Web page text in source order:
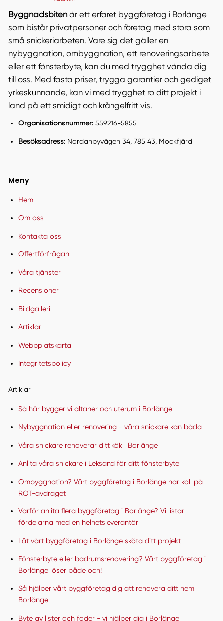
Byggnadsbitenär ett erfaret byggföretag i Borlänge
som bistår privatpersoner och företag med stora som
små snickeriarbeten. Vare sig det gäller en
nybyggnation, ombyggnation, ett renoveringsarbete
eller ett fönsterbyte, kan du med trygghet vända dig
till oss. Med fasta priser, trygga garantier och gediget
yrkeskunnande, kan vi med trygghet ro ditt projekt i
land på ett smidigt och krångelfritt vis.
Organisationsnummer:559216-5855
Besöksadress:Nordanbyvägen 34, 785 43, Mockfjärd
Meny
Hem
Om oss
Kontakta oss
Offertförfrågan
Våra tjänster
Recensioner
Bildgalleri
Artiklar
Webbplatskarta
Integritetspolicy
Artiklar
Så här bygger vi altaner och uterum i Borlänge
Nybyggnation eller renovering - våra snickare kan båda
Våra snickare renoverar ditt kök i Borlänge
Anlita våra snickare i Leksand för ditt fönsterbyte
Ombyggnation? Vårt byggföretag i Borlänge har koll på
ROT-avdraget
Varför anlita flera byggföretag i Borlänge? Vi listar
fördelarna med en helhetsleverantör
Låt vårt byggföretag i Borlänge sköta ditt projekt
Fönsterbyte eller badrumsrenovering? Vårt byggföretag i
Borlänge löser både och!
Så hjälper vårt byggföretag dig att renovera ditt hem i
Borlänge
Byte av lister och foder - vi hjälper dig i Borlänge